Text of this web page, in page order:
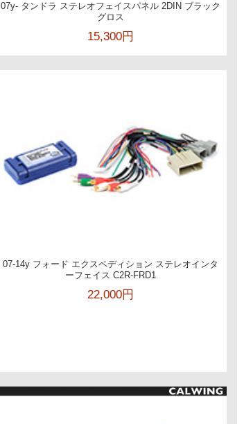
07y- タンドラ ステレオフェイスパネル 2DIN ブラック
グロス
15,300円
07-14y フォード エクスペディション ステレオインタ
ーフェイス C2R-FRD1
22,000円